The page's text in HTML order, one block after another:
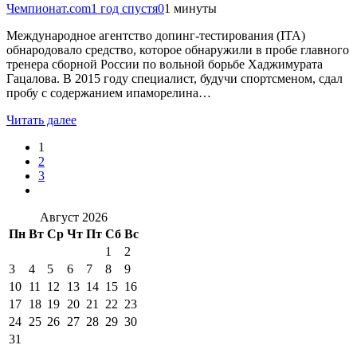
Чемпионат.com1 год спустя01 минуты
Международное агентство допинг-тестирования (ITA)
обнародовало средство, которое обнаружили в пробе главного
тренера сборной России по вольной борьбе Хаджимурата
Гацалова. В 2015 году специалист, будучи спортсменом, сдал
пробу с содержанием ипаморелина…
Читать далее
1
2
3
Август 2026
Пн Вт Ср Чт Пт Сб Вс
1
2
3
4 5 6 7 8
9
10 11 12 13 14 15 16
17 18 19 20 21 22 23
24 25 26 27 28 29 30
31